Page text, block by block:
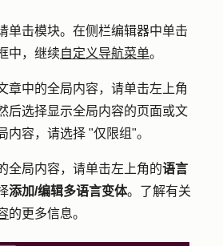
单击模块。在侧栏编辑器中单击
中，继续自定义导航菜单。
章中的全局内容，请单击左上角
后选择显示全局内容的页面或文
内容，请选择 "仅限组"。
全局内容，请单击左上角的语言
添加/编辑多语言变体。了解有关
的更多信息。